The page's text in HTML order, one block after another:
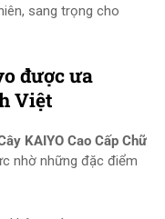
sang trọng cho
được ưa
Việt
KAIYO Cao Cấp Chữ
nhờ những đặc điểm